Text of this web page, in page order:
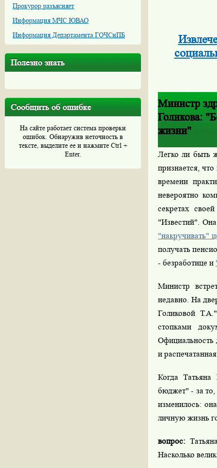
Прокурор разъясняет
Информация МЧС ЮВАО
Информация Департамента ГОЧСиПБ
Полезно знать
Сообщить об ошибке
На сайте работает система проверки
ошибок. Обнаружив неточность в
тексте, выделите ее и нажмите Ctrl +
Enter.
Министр
Голикова:
жизни"
Легко ли быть
признается,
времени
невероятно
секретах
"Известий".
"накручивать"
получать
- безработице и
Министр
недавно. На
Голиковой
стопками
Официальность
и
Когда
бюджет" - за
изменилось:
личную жизнь
вопрос:
Насколько